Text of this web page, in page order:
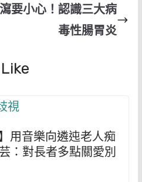
要小心！認識三大病
毒性腸胃炎
用音樂向遴迍老人痴
：對長者多點關愛別